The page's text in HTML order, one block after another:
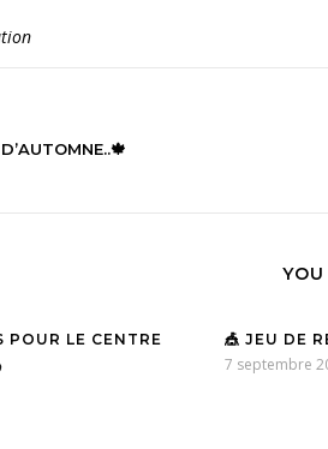
POUR LE CENTRE
🎪 JEU DE
7 septembre